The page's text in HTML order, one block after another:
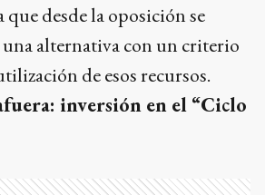
que desde la oposición se
alternativa con un criterio
de esos recursos.
inversión en el “Ciclo